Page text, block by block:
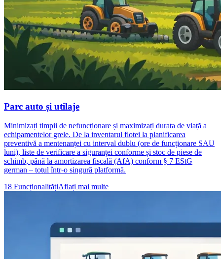
Parc auto și utilaje
Minimizați timpii de nefuncționare și maximizați durata de viață a
echipamentelor grele. De la inventarul flotei la planificarea
preventivă a mentenanței cu interval dublu (ore de funcționare SAU
luni), liste de verificare a siguranței conforme și stoc de piese de
schimb, până la amortizarea fiscală (AfA) conform § 7 EStG
german – totul într-o singură platformă.
18 FuncționalitățiAflați mai multe